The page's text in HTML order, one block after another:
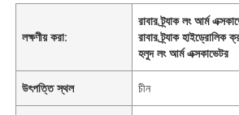
লক্ষণীয় করা:
রাবার ট্র্যাক লং আর্ম
রাবার ট্র্যাক হাইড্রোলিক
হলুদ লং আর্ম এক্সকাভেটর
উৎপত্তি স্থল চীন